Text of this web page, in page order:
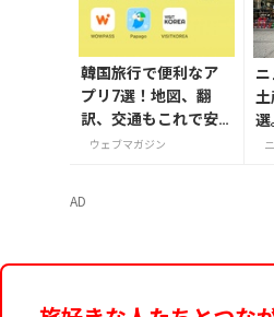
韓国旅行で便利なア
プリ7選！地図、翻
訳、交通もこれで安
心ウェブマガジン
選
AD